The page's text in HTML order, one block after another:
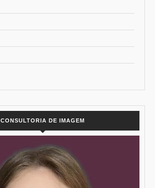
CONSULTORIA DE IMAGEM